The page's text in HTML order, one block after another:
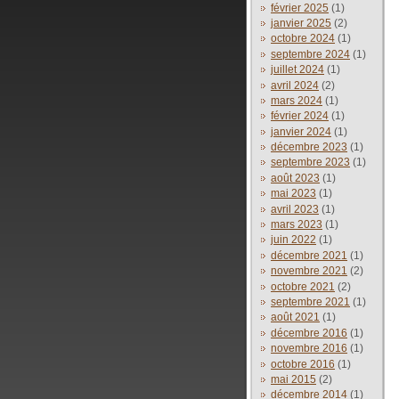
février 2025 (1)
janvier 2025 (2)
octobre 2024 (1)
septembre 2024 (1)
juillet 2024 (1)
avril 2024 (2)
mars 2024 (1)
février 2024 (1)
janvier 2024 (1)
décembre 2023 (1)
septembre 2023 (1)
août 2023 (1)
mai 2023 (1)
avril 2023 (1)
mars 2023 (1)
juin 2022 (1)
décembre 2021 (1)
novembre 2021 (2)
octobre 2021 (2)
septembre 2021 (1)
août 2021 (1)
décembre 2016 (1)
novembre 2016 (1)
octobre 2016 (1)
mai 2015 (2)
décembre 2014 (1)